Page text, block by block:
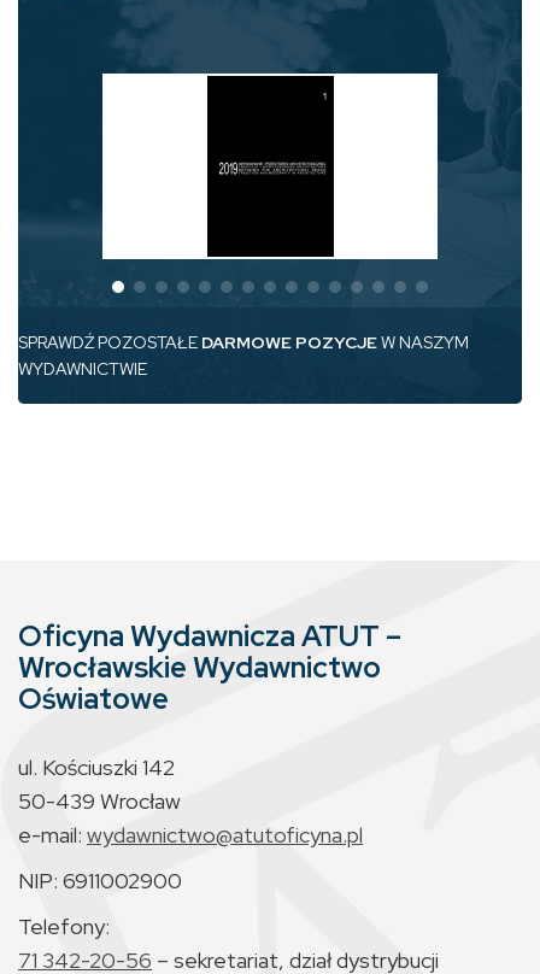
SPRAWDŹ POZOSTAŁE DARMOWE POZYCJEW NASZYM
WYDAWNICTWIE
Oficyna Wydawnicza ATUT –
Wrocławskie Wydawnictwo
Oświatowe
ul. Kościuszki 142
50-439 Wrocław
e-mail: wydawnictwo@atutoficyna.pl
NIP: 6911002900
Telefony:
71 342-20-56 – sekretariat, dział dystrybucji